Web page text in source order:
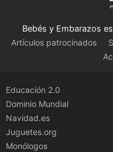
Bebés y Embarazos
Artículos patrocinados
Educación 2.0
Dominio Mundial
Navidad.es
Juguetes.org
Monólogos